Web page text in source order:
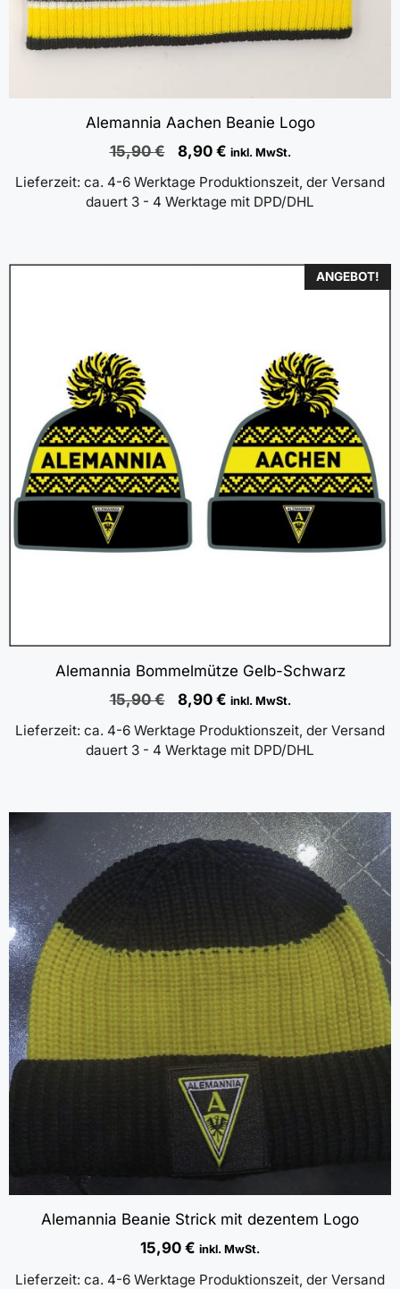
Alemannia Aachen Beanie Logo
15,90€
Ursprünglicher
Preis
war:
8,90 €Aktueller
Preis
ist:
inkl. MwSt.
Lieferzeit: ca. 4-6 Werktage Produktionszeit, der Versand
dauert 3 - 4 Werktage mit DPD/DHL
ANGEBOT!
Alemannia Bommelmütze Gelb-Schwarz
15,90€
Ursprünglicher
Preis
war:
8,90 €Aktueller
Preis
ist:
inkl. MwSt.
Lieferzeit: ca. 4-6 Werktage Produktionszeit, der Versand
dauert 3 - 4 Werktage mit DPD/DHL
Alemannia Beanie Strick mit dezentem Logo
15,90 € inkl. MwSt.
Lieferzeit: ca. 4-6 Werktage Produktionszeit, der Versand